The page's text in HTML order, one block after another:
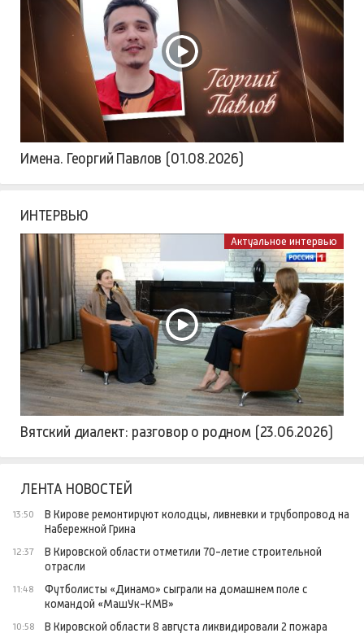
Имена. Георгий Павлов (01.08.2026)
ИНТЕРВЬЮ
Актуальное интервью
Вятский диалект: разговор о родном (23.06.2026)
ЛЕНТА НОВОСТЕЙ
13:50
В Кирове ремонтируют колодцы, ливневки и трубопровод на
Набережной Грина
12:37
В Кировской области отметили 70-летие строительной
отрасли
11:48
Футболисты «Динамо» сыграли на домашнем поле с
командой «МашУк-КМВ»
10:58 В Кировской области 8 августа ликвидировали 2 пожара